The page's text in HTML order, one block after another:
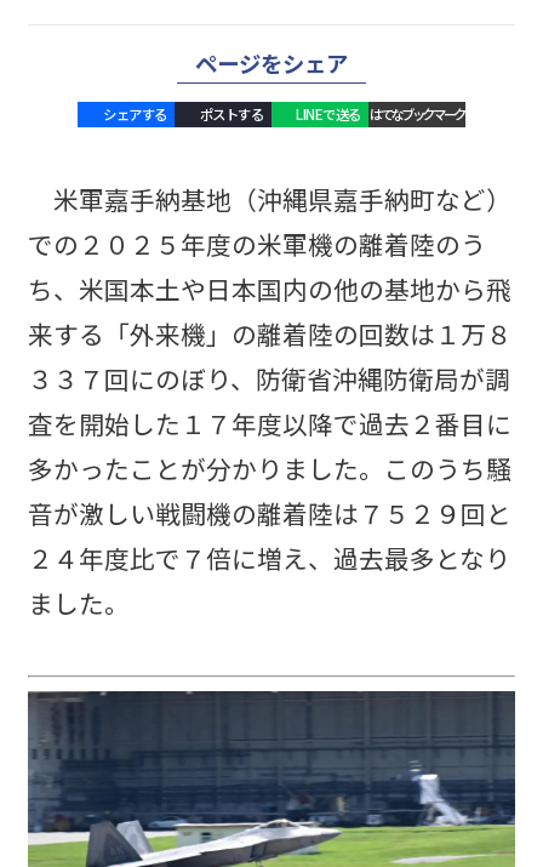
ページをシェア
シェアする ポストする LINEで送る はてなブックマーク
米軍嘉手納基地（沖縄県嘉手納町など）
での２０２５年度の米軍機の離着陸のう
ち、米国本土や日本国内の他の基地から飛
来する「外来機」の離着陸の回数は１万８
３３７回にのぼり、防衛省沖縄防衛局が調
査を開始した１７年度以降で過去２番目に
多かったことが分かりました。このうち騒
音が激しい戦闘機の離着陸は７５２９回と
２４年度比で７倍に増え、過去最多となり
ました。